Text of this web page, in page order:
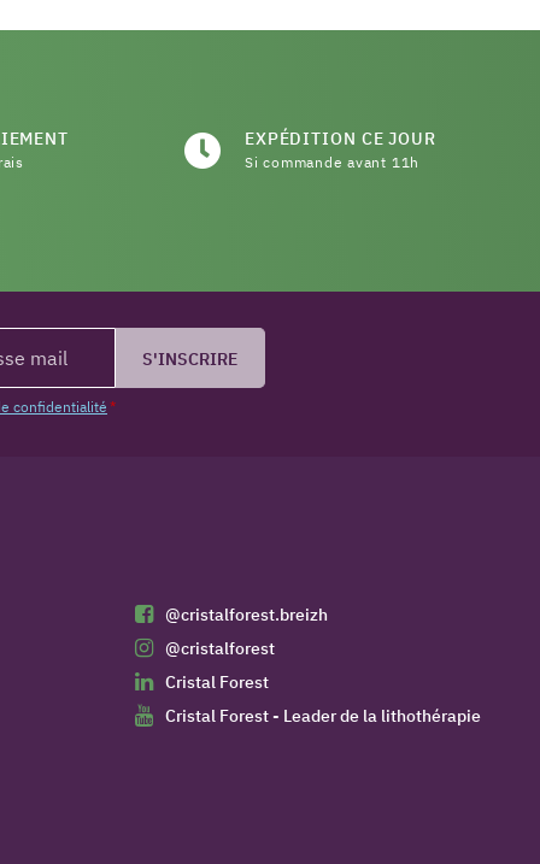
EXPÉDITION CE JOUR
Si commande avant 11h
confidentialité *
S'INSCRIRE
@cristalforest.breizh
@cristalforest
Cristal Forest
Cristal Forest - Leader de la lithothérapie